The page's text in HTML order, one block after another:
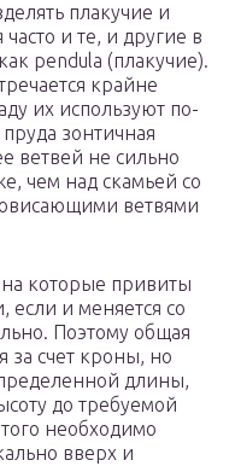
плакучие и
и те, и другие в
pendula (плакучие).
крайне
их используют по-
зонтичная
ветвей не сильно
чем над скамьей со
ветвями
которые привиты
если и меняется со
Поэтому общая
за счет кроны, но
длины,
до требуемой
необходимо
вверх и